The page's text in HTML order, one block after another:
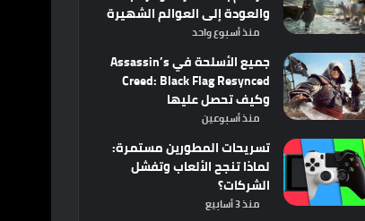
والعودة إلى العوالم الشهيرة
منذ أسبوع واحد
جميع الأسلحة في Assassin’s
Creed: Black Flag Resynced
وكيف تحصل عليها
منذ أسبوعين
تسريحات المطورين مستمرة:
لماذا تنجح الألعاب وتفشل
الشركات؟
منذ 3 أسابيع